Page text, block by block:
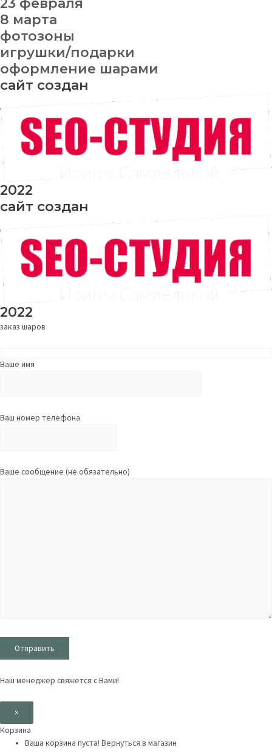
8 марта
фотозоны
игрушки/подарки
оформление шарами
сайт создан
2022
сайт создан
2022
заказ шаров
Ваше имя
Ваш номер телефона
Ваше сообщение (не обязательно)
Наш менеджер свяжется с Вами!
×
Корзина
Ваша корзина пуста!Вернуться в магазин